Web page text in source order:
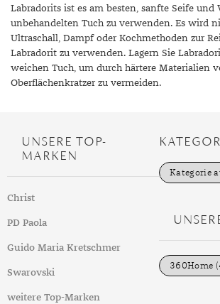
Labradorits ist es am besten, sanfte Seife und
unbehandelten Tuch zu verwenden. Es wird
Ultraschall, Dampf oder Kochmethoden zur
Labradorit zu verwenden. Lagern Sie
weichen Tuch, um durch härtere Materialien
Oberflächenkratzer zu vermeiden.
UNSERE TOP-
MARKEN
Christ
PD Paola
Guido Maria Kretschmer
Swarovski
weitere Top-Marken
K
a
e
n